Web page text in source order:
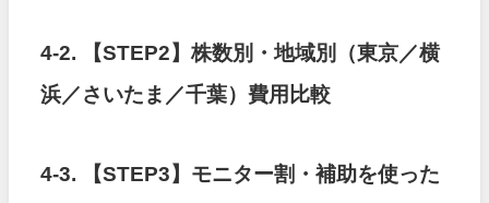
4-2. 【STEP2】株数別・地域別（東京／横
浜／さいたま／千葉）費用比較
4-3. 【STEP3】モニター割・補助を使った